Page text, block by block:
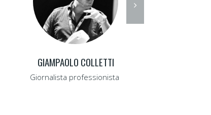
GIAMPAOLO COLLETTI
Giornalista professionista